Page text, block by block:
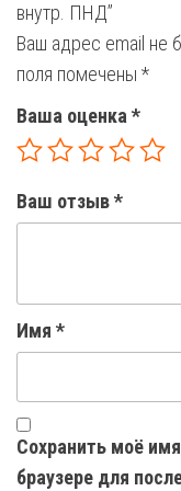
внутр. ПНД”
Ваш адрес email не
поля помечены *
Ваша оценка *
Ваш отзыв*
Имя *
Сохранить моё
браузере для